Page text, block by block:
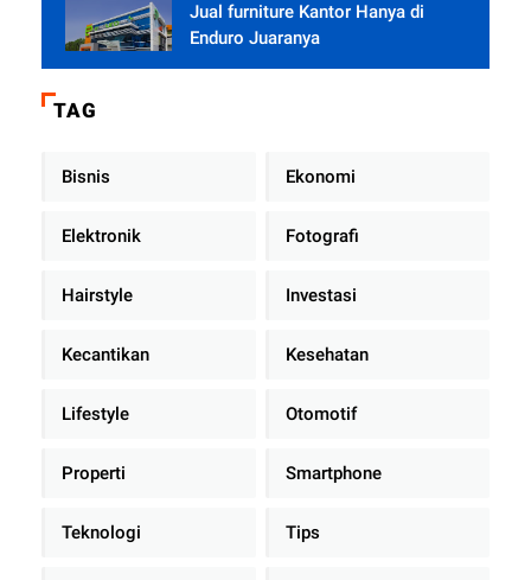
Jual furniture Kantor Hanya di
Enduro Juaranya
TAG
Bisnis Ekonomi
Elektronik Fotografi
Hairstyle Investasi
Kecantikan Kesehatan
Lifestyle Otomotif
Properti Smartphone
Teknologi Tips